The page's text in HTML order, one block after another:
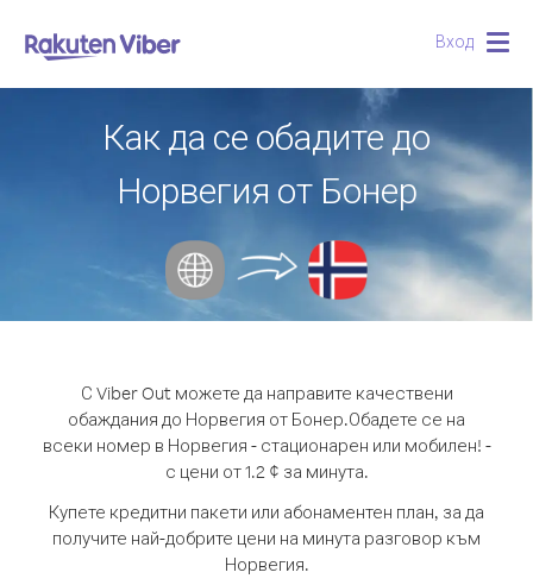
Вход
Как да се обадите до
Норвегия от Бонер
С Viber Out можете да направите качествени
обаждания до Норвегия от Бонер.Обадете се на
всеки номер в Норвегия - стационарен или мобилен! -
с цени от 1.2 ¢ за минута.
Купете кредитни пакети или абонаментен план, за да
получите най-добрите цени на минута разговор към
Норвегия.